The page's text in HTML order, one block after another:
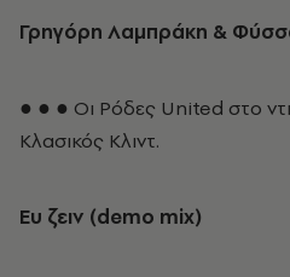
Γρηγόρη Λαμπράκη &
● ● ● Οι Ρόδες United στο
Κλασικός Κλιντ.
Ευ ζειν (demo mix)